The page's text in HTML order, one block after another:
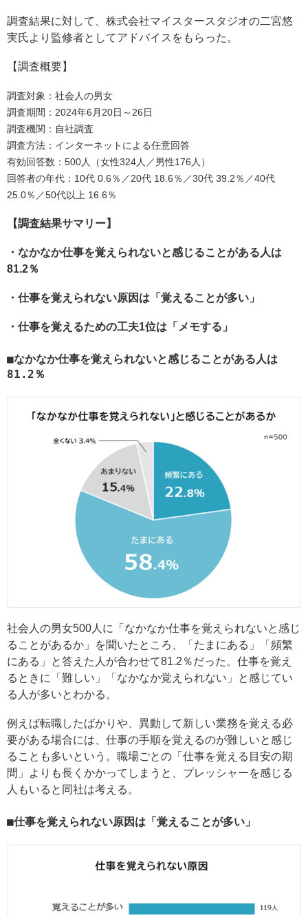
調査結果に対して、株式会社マイスタースタジオの二宮悠
実氏より監修者としてアドバイスをもらった。
【調査概要】
調査対象：社会人の男女
調査期間：2024年6月20日～26日
調査機関：自社調査
調査方法：インターネットによる任意回答
有効回答数：500人（女性324人／男性176人）
回答者の年代：10代 0.6％／20代 18.6％／30代 39.2％／40代
25.0％／50代以上 16.6％
【調査結果サマリー】
・なかなか仕事を覚えられないと感じることがある人は
81.2％
・仕事を覚えられない原因は「覚えることが多い」
・仕事を覚えるための工夫1位は「メモする」
なかなか仕事を覚えられないと感じることがある人は
81.2％
社会人の男女500人に「なかなか仕事を覚えられないと感じ
ることがあるか」を聞いたところ、「たまにある」「頻繁
にある」と答えた人が合わせて81.2％だった。仕事を覚え
るときに「難しい」「なかなか覚えられない」と感じてい
る人が多いとわかる。
例えば転職したばかりや、異動して新しい業務を覚える必
要がある場合には、仕事の手順を覚えるのが難しいと感じ
ることも多いという。職場ごとの「仕事を覚える目安の期
間」よりも長くかかってしまうと、プレッシャーを感じる
人もいると同社は考える。
仕事を覚えられない原因は「覚えることが多い」